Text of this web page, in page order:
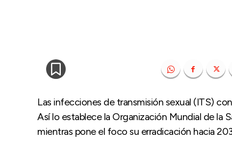
Las infecciones de transmisión sexual (ITS)
Así lo establece la Organización Mundial de la
mientras pone el foco su erradicación hacia